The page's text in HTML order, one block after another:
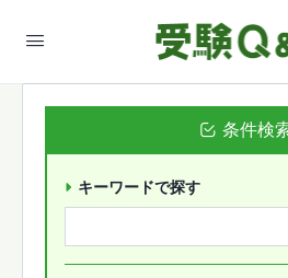
条件検
キーワードで探す